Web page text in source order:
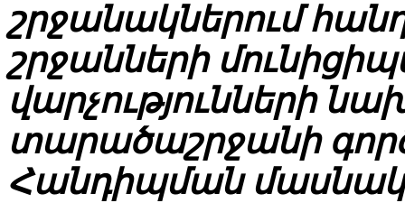
շրջանակներում
շրջանների
վարչությունների
տարածաշրջանի
Հանդիպման